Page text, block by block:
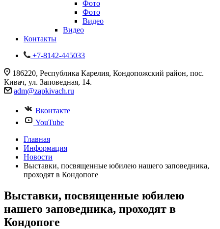
Фото
Фото
Видео
Видео
Контакты
+7-8142-445033
186220, Республика Карелия, Кондопожский район, пос.
Кивач, ул. Заповедная, 14.
adm@zapkivach.ru
Вконтакте
YouTube
Главная
Информация
Новости
Выставки, посвященные юбилею нашего заповедника,
проходят в Кондопоге
Выставки, посвященные юбилею
нашего заповедника, проходят в
Кондопоге